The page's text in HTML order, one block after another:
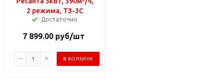
2 режима, ТЗ-3С
Достаточно
7 899.00 руб/шт
В КОРЗИНУ